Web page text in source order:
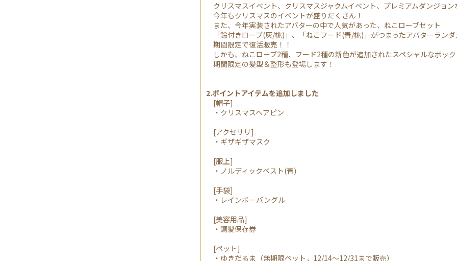
クリスマスイベント、クリスマスジャクムイベント、プレミアムダンジョン
今年もクリスマスのイベントが盛りだくさん！
また、今年実装されたアバターの中で人気があった、ねこローブセット
「鈴付きローブ(灰/桃)」、「ねこフード(青/桃)」がつまったアバターラン
期間限定で復活販売！！
しかも、ねこローブ2種、フード2種の新色が追加されたスペシャルなボック
期間限定の髪型＆整形も登場します！
2.ポイントアイテムを追加しました
[帽子]
・クリスマスヘアピン
[アクセサリ]
・ギザギザマスク
[服上]
・ノルディックベスト(青)
[手袋]
・レインボーバングル
[美容用品]
・調髪保存券
[ペット]
・ゆきだるま（無期限ペット，12/14～12/31まで販売）